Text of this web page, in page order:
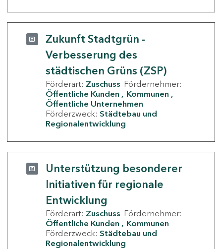
Zukunft Stadtgrün -
Verbesserung des
städtischen Grüns (ZSP)
Förderart: Zuschuss Fördernehmer:
Öffentliche Kunden
Kommunen
Öffentliche Unternehmen
Förderzweck: Städtebau und
Regionalentwicklung
Unterstützung besonderer
Initiativen für regionale
Entwicklung
Förderart: Zuschuss Fördernehmer:
Öffentliche Kunden
Kommunen
Förderzweck: Städtebau und
Regionalentwicklung